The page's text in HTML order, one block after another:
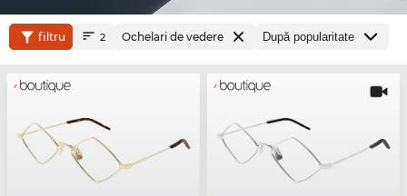
filtru 2 Ochelari de vedere